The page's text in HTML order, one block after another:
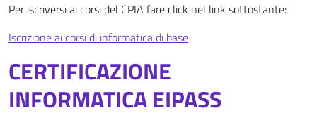
Per iscriversi ai corsi del CPIA fare click nel link sottostante:
Iscrizione ai corsi di informatica di base
CERTIFICAZIONE
INFORMATICA EIPASS